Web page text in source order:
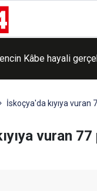
Kâbe hayali
İskoçya'da kıyıya vuran
vuran